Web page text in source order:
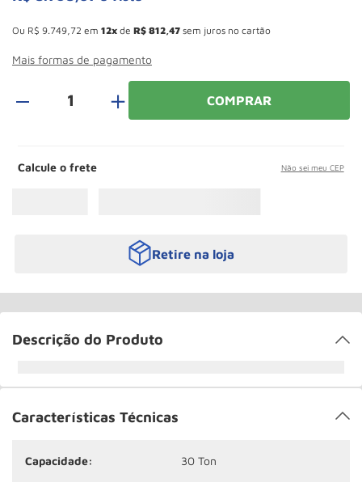
Ou R$ 9.749 72 em 12 de R$ 812 47 sem juros no cartão
Mais formas de pagamento
＋ COMPRAR
Calcule o frete Não sei meu CEP
Retire na loja
Descrição do Produto
Características Técnicas
Capacidade: 30 Ton